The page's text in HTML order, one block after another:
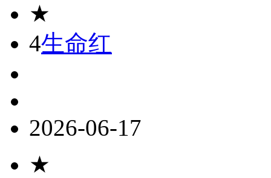
★
4生命红
2026-06-17
★